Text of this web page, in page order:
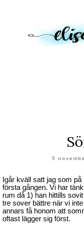
5
Igår kväll satt jag som
första gången. Vi har
rum då 1) han hittills
tre sover bättre när vi
annars få honom att
oftast lägger sig först.